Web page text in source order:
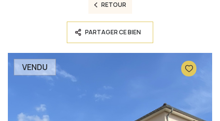
RETOUR
PARTAGER CE BIEN
VENDU